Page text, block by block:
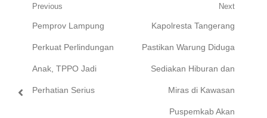
Navigasi
pos
Previous
Previous
post:
Pemprov Lampung
Perkuat Perlindungan
Anak, TPPO Jadi
Perhatian Serius
Next
Next
post:
Kapolresta Tangerang
Pastikan Warung Diduga
Sediakan Hiburan dan
Miras di Kawasan
Puspemkab Akan